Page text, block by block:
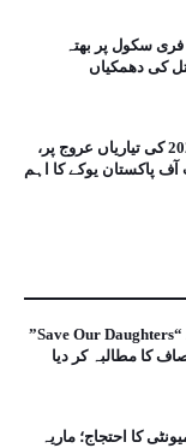
سکول پر بھتہ
کی دھمکیاں
انگلینڈ میں یومِ آزادی پاکستان 2026 کی تیاریاں عروج پر،
پاکستان یوکے کا اہم
اقوام متحدہ ہیڈکوارٹر کے سامنے “Save Our Daughters”
کا مطالبہ کر دیا
کا احتجاج؛ ماریہ